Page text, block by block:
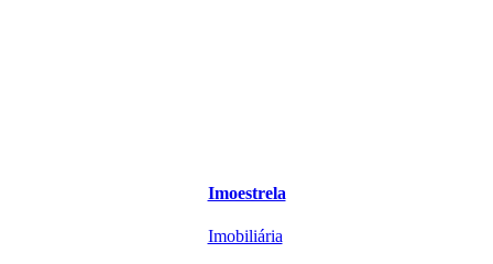
Imoestrela
Imobiliária